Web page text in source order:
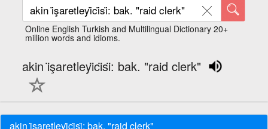
Online English Turkish and Multilingual Dictionary 20+
million words and idioms.
akin i̇şaretleyi̇ci̇si̇: bak. "raid clerk"
akin i̇şaretleyi̇ci̇si̇: bak. "raid clerk"